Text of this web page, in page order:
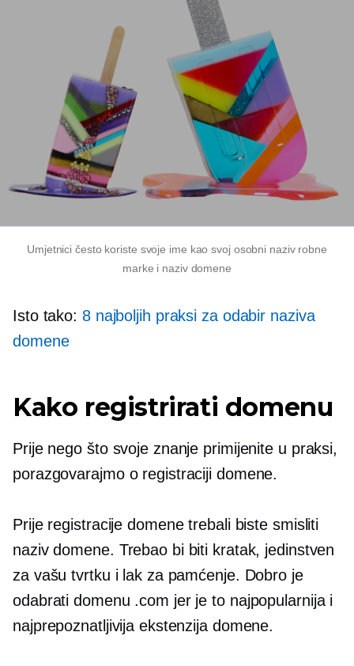
Umjetnici često koriste svoje ime kao svoj osobni naziv robne
marke i naziv domene
Isto tako: 8 najboljih praksi za odabir naziva
domene
Kako registrirati domenu
Prije nego što svoje znanje primijenite u praksi,
porazgovarajmo o registraciji domene.
Prije registracije domene trebali biste smisliti
naziv domene. Trebao bi biti kratak, jedinstven
za vašu tvrtku i lak za pamćenje. Dobro je
odabrati domenu .com jer je to najpopularnija i
najprepoznatljivija ekstenzija domene.